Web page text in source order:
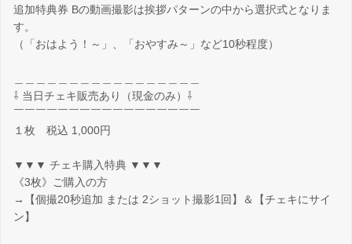
追加特典券 Bの動画撮影は挨拶パターンの中から選択式となりま
す。
（「おはよう！～」、「おやすみ～」など10秒程度）
⇩ 当日チェキ販売あり（現金のみ）⇩
￣￣￣￣￣￣￣￣￣￣￣￣￣￣￣￣￣
１枚 税込 1,000円
▼▼▼ チェキ購入特典 ▼▼▼
《3枚》ご購入の方
→【個撮20秒追加 または 2ショット撮影1回】＆【チェキにサイ
ン】